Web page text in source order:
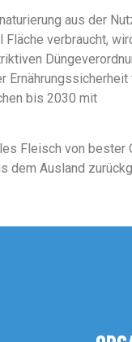
aus der
verbraucht,
bis 2030 mit
Fleisch von bester
dem Ausland